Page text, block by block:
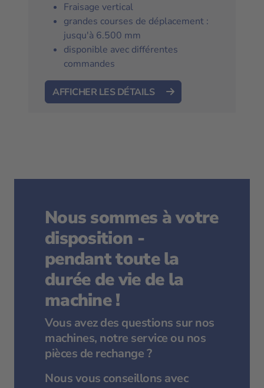
Fraisage vertical
grandes courses de déplacement :
jusqu'à 6.500 mm
disponible avec différentes
commandes
AFFICHER LES DÉTAILS
Nous sommes à votre
disposition -
pendant toute la
durée de vie de la
machine !
Vous avez des questions sur nos
machines, notre service ou nos
pièces de rechange ?
Nous vous conseillons avec